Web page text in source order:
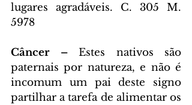
lugares agradáveis. C. 305 M.
5978
Câncer – Estes nativos são
paternais por natureza, e não é
incomum um pai deste signo
partilhar a tarefa de alimentar os